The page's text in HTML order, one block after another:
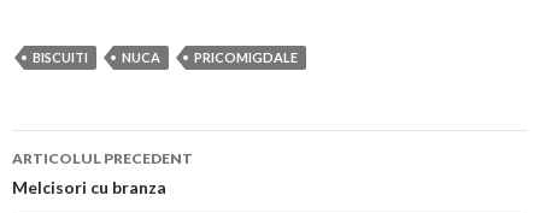
BISCUITI NUCA PRICOMIGDALE
Navigare
în
ARTICOLUL PRECEDENT
Melcisori cu branza